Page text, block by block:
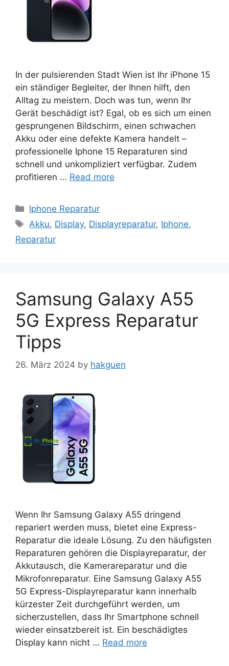
In der pulsierenden Stadt Wien ist Ihr iPhone 15
ein ständiger Begleiter, der Ihnen hilft, den
Alltag zu meistern. Doch was tun, wenn Ihr
Gerät beschädigt ist? Egal, ob es sich um einen
gesprungenen Bildschirm, einen schwachen
Akku oder eine defekte Kamera handelt –
professionelle Iphone 15 Reparaturen sind
schnell und unkompliziert verfügbar. Zudem
profitieren … Read more
Categories
Iphone Reparatur
Tags
Akku, Display, Displayreparatur, Iphone,
Reparatur
Samsung Galaxy A55
5G Express Reparatur
Tipps
26. März 2024 by hakguen
Wenn Ihr Samsung Galaxy A55 dringend
repariert werden muss, bietet eine Express-
Reparatur die ideale Lösung. Zu den häufigsten
Reparaturen gehören die Displayreparatur, der
Akkutausch, die Kamerareparatur und die
Mikrofonreparatur. Eine Samsung Galaxy A55
5G Express-Displayreparatur kann innerhalb
kürzester Zeit durchgeführt werden, um
sicherzustellen, dass Ihr Smartphone schnell
wieder einsatzbereit ist. Ein beschädigtes
Display kann nicht … Read more